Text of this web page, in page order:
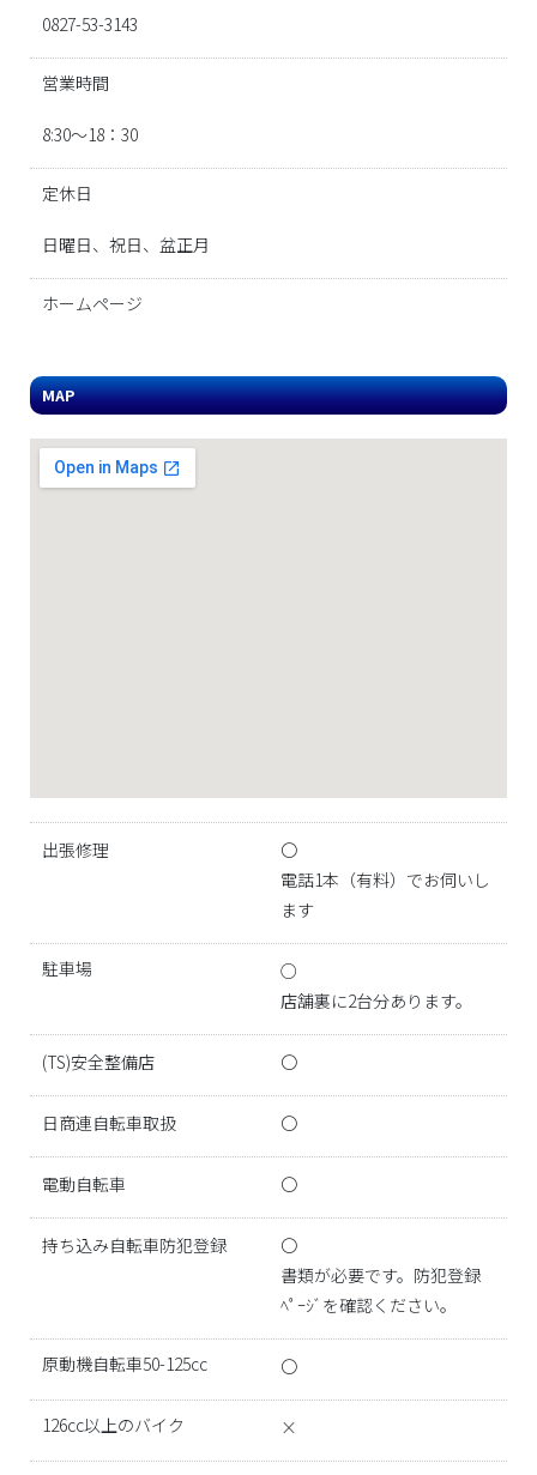
0827-53-3143
営業時間
8:30～18：30
定休日
日曜日、祝日、盆正月
ホームページ
MAP
出張修理
〇
電話1本（有料）でお伺いし
ます
駐車場
○
店舗裏に2台分あります。
(TS)安全整備店 〇
日商連自転車取扱 〇
電動自転車 〇
持ち込み自転車防犯登録
〇
書類が必要です。防犯登録
ﾍﾟｰｼﾞを確認ください。
原動機自転車50-125cc 〇
126cc以上のバイク ×